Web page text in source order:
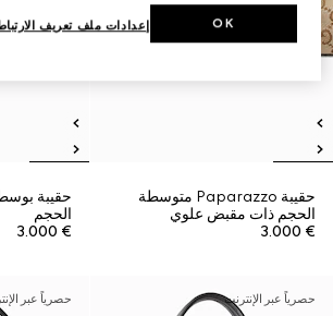
حقيبة Paparazzo متوسطة
الحجم ذات مقبض علوي
€ 3.000
الحجم
€ 3.000
حصرياً عبر الإنترنت حصرياً عبر
إعدادات ملف تعريف OK